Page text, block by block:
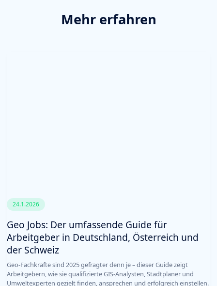
Mehr erfahren
24.1.2026
Geo Jobs: Der umfassende Guide für
Arbeitgeber in Deutschland, Österreich und
der Schweiz
Geo-Fachkräfte sind 2025 gefragter denn je – dieser Guide zeigt
Arbeitgebern, wie sie qualifizierte GIS-Analysten, Stadtplaner und
Umweltexperten gezielt finden, ansprechen und erfolgreich einstellen.